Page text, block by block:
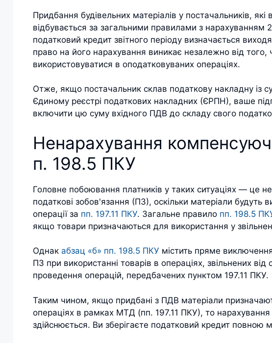
Придбання будівельних матеріалів у постачальників, які
відбувається за загальними правилами з нарахуванням
податковий кредит звітного періоду визначається
право на його нарахування виникає незалежно від того,
використовуватися в оподатковуваних операціях.
Отже, якщо постачальник склав податкову накладну із
Єдиному реєстрі податкових накладних (ЄРПН), ваше
включити цю суму вхідного ПДВ до складу свого
Ненарахування
п. 198.5 ПКУ
Головне побоювання платників у таких ситуаціях — це
податкові зобов'язання (ПЗ), оскільки матеріали будуть
операції за пп. 197.11 ПКУ. Загальне правило пп. 198.5
якщо товари призначаються для використання у
Однак абзац «б» пп. 198.5 ПКУ містить пряме
ПЗ при використанні товарів в операціях, звільнених
проведення операцій, передбачених пунктом 197.11 ПКУ.
Таким чином, якщо придбані з ПДВ матеріали
операціях в рамках МТД (пп. 197.11 ПКУ), то
здійснюється. Ви зберігаєте податковий кредит повною